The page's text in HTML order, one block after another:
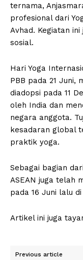
ternama,
profesional dari
Avhad. Kegiatan
sosial.
Hari Yoga
PBB pada 21 Juni,
diadopsi pada 11
oleh India dan
negara anggota.
kesadaran global
praktik yoga.
Sebagai bagian
ASEAN juga telah
pada 16 Juni lalu
Artikel ini juga
Previous article